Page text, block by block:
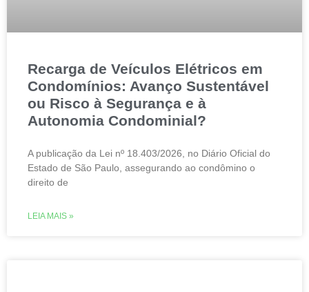
Recarga de Veículos Elétricos em
Condomínios: Avanço Sustentável
ou Risco à Segurança e à
Autonomia Condominial?
A publicação da Lei nº 18.403/2026, no Diário Oficial do
Estado de São Paulo, assegurando ao condômino o
direito de
LEIA MAIS »